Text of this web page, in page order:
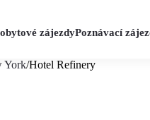
zájezdyPoznávací
York/Hotel Refinery